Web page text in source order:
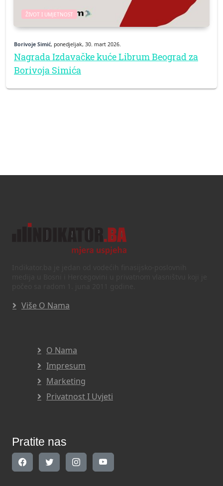
ŽIVOT I UMJETNOST
Borivoje Simić, ponedjeljak, 30. mart 2026.
Nagrada Izdavačke kuće Librum Beograd za
Borivoja Simića
Više O Nama
O Nama
Impresum
Marketing
Privatnost I Uvjeti
Pratite nas